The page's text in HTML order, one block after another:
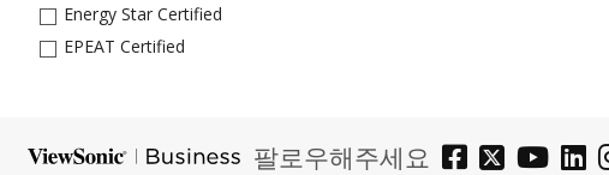
Energy Star Certified
EPEAT Certified
팔로우해주세요